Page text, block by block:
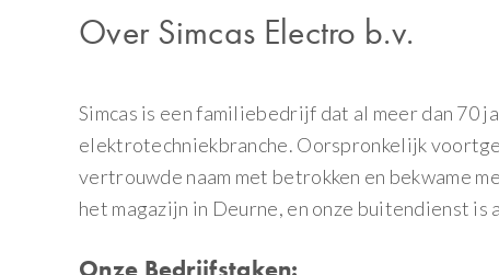
Over Simcas Electro b.v.
Simcas is een familiebedrijf dat al meer dan 70
elektrotechniekbranche. Oorspronkelijk
vertrouwde naam met betrokken en bekwame
het magazijn in Deurne, en onze buitendienst